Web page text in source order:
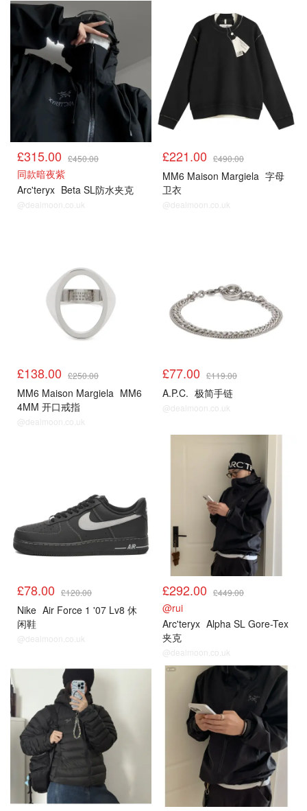
£315.00 £450.00
同款暗夜紫
Arc'teryx Beta SL防水夹克
@dealmoon.co.uk
£221.00 £490.00
MM6 Maison Margiela 字母
卫衣
@dealmoon.co.uk
£138.00 £250.00
MM6 Maison Margiela MM6
4MM 开口戒指
@dealmoon.co.uk
£77.00 £119.00
A.P.C. 极简手链
@dealmoon.co.uk
£78.00 £120.00
Nike Air Force 1 '07 Lv8 休
闲鞋
@dealmoon.co.uk
£292.00 £449.00
@rui
Arc'teryx Alpha SL Gore-Tex
夹克
@dealmoon.co.uk